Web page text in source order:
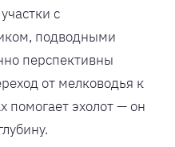
с
подводными
перспективны
от мелководья к
помогает эхолот — он